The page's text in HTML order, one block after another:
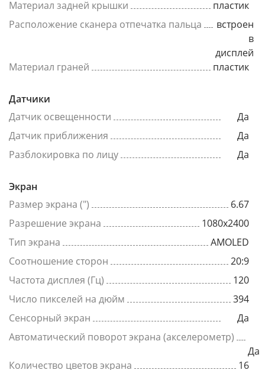
Материал задней крышки
пластик
Расположение сканера отпечатка пальца
встроен
в
дисплей
Материал граней
пластик
Датчики
Датчик освещенности
Да
Датчик приближения
Да
Разблокировка по лицу
Да
Экран
Размер экрана (")
6.67
Разрешение экрана
1080x2400
Тип экрана
AMOLED
Соотношение сторон
20:9
Частота дисплея (Гц)
120
Число пикселей на дюйм
394
Сенсорный экран
Да
Автоматический поворот экрана (акселерометр)
Да
Количество цветов экрана
16